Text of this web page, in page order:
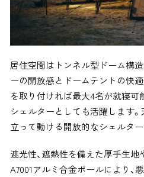
居住空間はトンネル型ドーム構
ーの開放感とドームテントの快
を取り付ければ最大4名が就寝可
シェルターとしても活躍します。
立って動ける開放的なシェルター
遮光性、遮熱性を備えた厚手生地
A7001アルミ合金ポールにより、